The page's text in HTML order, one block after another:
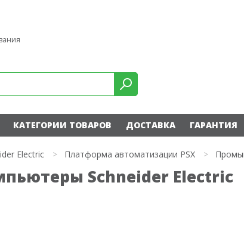
КАТЕГОРИИ ТОВАРОВ ДОСТАВКА ГАРАНТИЯ
Electric > Платформа автоматизации PSX >
Schneider Electric